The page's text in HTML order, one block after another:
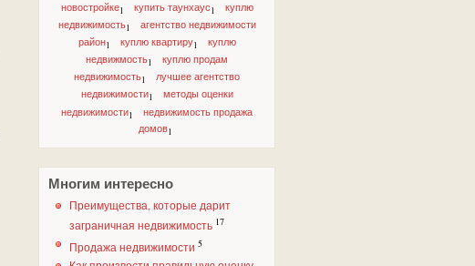
новостройке1 купить таунхаус1
куплю
недвижимость1
агентство недвижимости
район1 куплю квартиру1
куплю
недвижмость1
куплю продам
недвижимость1
лучшее агентство
недвижимости1
методы оценки
недвижимости1
недвижимость продажа
домов1
Многим интересно
Преимущества, которые дарит
заграничная недвижимость 17
Продажа недвижимости 5